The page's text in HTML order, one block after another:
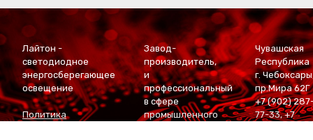
Лайтон -
светодиодное
энергосберегающее
освещение
Политика
Завод-
производитель,
и
профессиональный
в сфере
промышленного
Чувашская
Республика
г.
пр.Мира 62Г
+7 (902)
77-33,+7